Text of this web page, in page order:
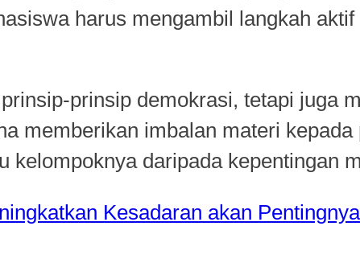
harus mengambil langkah
prinsip demokrasi, tetapi juga
memberikan imbalan materi
kelompoknya daripada kepentingan
Kesadaran akan